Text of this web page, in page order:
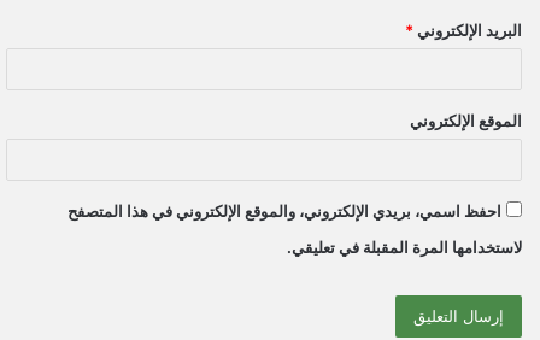
البريد الإلكتروني *
الموقع الإلكتروني
احفظ اسمي، بريدي الإلكتروني، والموقع الإلكتروني في هذا المتصفح
لاستخدامها المرة المقبلة في تعليقي.